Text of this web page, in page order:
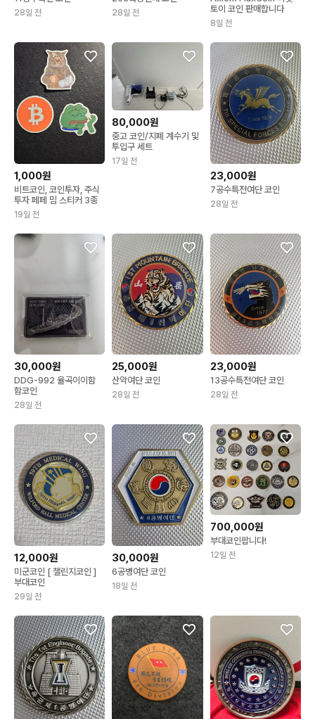
28일 전 28일 전
토이 코인 판매합니다
8일 전
1,000원
비트코인, 코인투자, 주식
투자 페페 밈 스티커 3종
19일 전
80,000원
중고 코인/지폐 계수기 및
투입구 세트
17일 전
23,000원
7공수특전여단 코인
28일 전
30,000원
DDG-992 율곡이이함
함코인
28일 전
25,000원
산악여단 코인
28일 전
23,000원
13공수특전여단 코인
28일 전
12,000원
미군코인 [ 챌린지코인 ]
부대코인
29일 전
30,000원
6공병여단 코인
18일 전
700,000원
부대코인팝니다!
12일 전